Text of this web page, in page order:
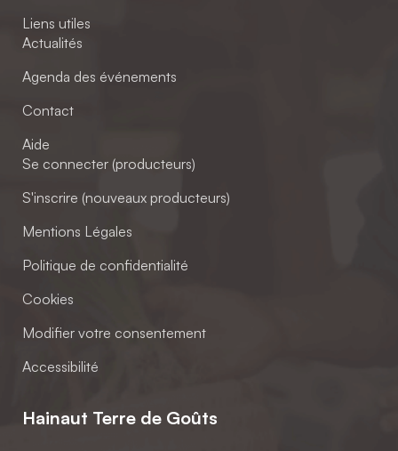
Liens utiles
Actualités
Agenda des événements
Contact
Aide
Se connecter (producteurs)
S'inscrire (nouveaux producteurs)
Mentions Légales
Politique de confidentialité
Cookies
Modifier votre consentement
Accessibilité
Hainaut Terre de Goûts